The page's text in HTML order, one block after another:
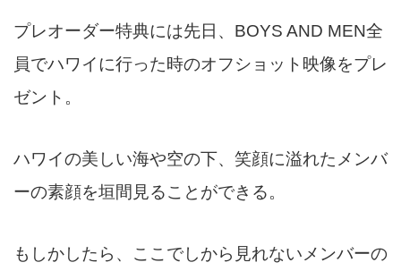
プレオーダー特典には先日、BOYS AND MEN全
員でハワイに行った時のオフショット映像をプレ
ゼント。
ハワイの美しい海や空の下、笑顔に溢れたメンバ
ーの素顔を垣間見ることができる。
もしかしたら、ここでしから見れないメンバーの